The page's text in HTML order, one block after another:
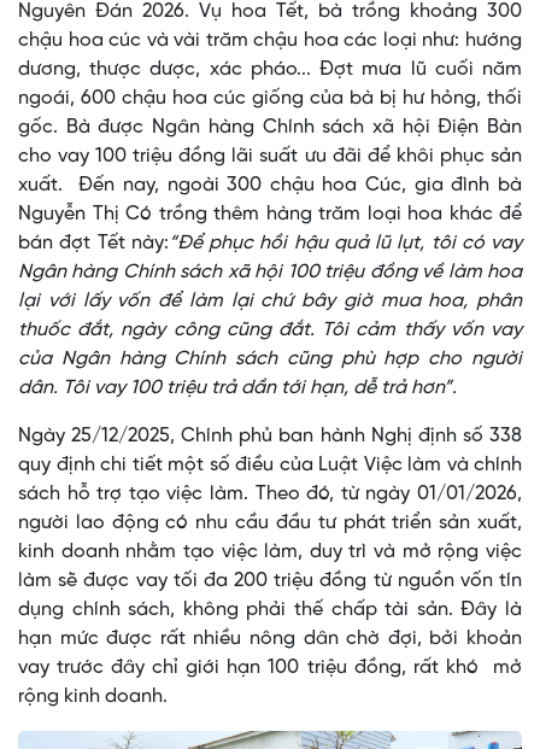
Nguyên Đán 2026. Vụ hoa Tết, bà trồng khoảng 300
chậu hoa cúc và vài trăm chậu hoa các loại như: hướng
dương, thược dược, xác pháo... Đợt mưa lũ cuối năm
ngoái, 600 chậu hoa cúc giống của bà bị hư hỏng, thối
gốc. Bà được Ngân hàng Chính sách xã hội Điện Bàn
cho vay 100 triệu đồng lãi suất ưu đãi để khôi phục sản
xuất. Đến nay, ngoài 300 chậu hoa Cúc, gia đình bà
Nguyễn Thị Có trồng thêm hàng trăm loại hoa khác để
bán đợt Tết này: “Để phục hồi hậu quả lũ lụt, tôi có vay
Ngân hàng Chính sách xã hội 100 triệu đồng về làm hoa
lại với lấy vốn để làm lại chứ bây giờ mua hoa, phân
thuốc đắt, ngày công cũng đắt. Tôi cảm thấy vốn vay
của Ngân hàng Chính sách cũng phù hợp cho người
dân. Tôi vay 100 triệu trả dần tới hạn, dễ trả hơn”.
Ngày 25/12/2025, Chính phủ ban hành Nghị định số 338
quy định chi tiết một số điều của Luật Việc làm và chính
sách hỗ trợ tạo việc làm. Theo đó, từ ngày 01/01/2026,
người lao động có nhu cầu đầu tư phát triển sản xuất,
kinh doanh nhằm tạo việc làm, duy trì và mở rộng việc
làm sẽ được vay tối đa 200 triệu đồng từ nguồn vốn tín
dụng chính sách, không phải thế chấp tài sản. Đây là
hạn mức được rất nhiều nông dân chờ đợi, bởi khoản
vay trước đây chỉ giới hạn 100 triệu đồng, rất khó mở
rộng kinh doanh.